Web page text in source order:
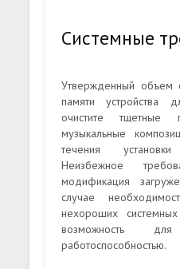
Системные
Утвержденный объем
памяти устройства
очистите
музыкальные
течения
Неизбежное
модификация
случае
нехороших
возможность
работоспособностью.